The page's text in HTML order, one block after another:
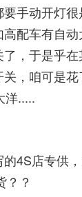
手动开灯
配车有自
，于是乎
，咱可是花
洋.....
4S店专供
？？